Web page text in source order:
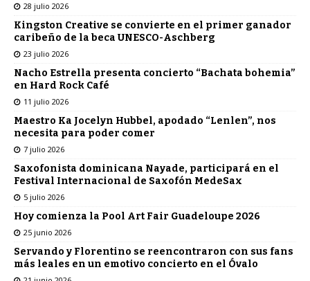
28 julio 2026
Kingston Creative se convierte en el primer ganador
caribeño de la beca UNESCO-Aschberg
23 julio 2026
Nacho Estrella presenta concierto “Bachata bohemia”
en Hard Rock Café
11 julio 2026
Maestro Ka Jocelyn Hubbel, apodado “Lenlen”, nos
necesita para poder comer
7 julio 2026
Saxofonista dominicana Nayade, participará en el
Festival Internacional de Saxofón MedeSax
5 julio 2026
Hoy comienza la Pool Art Fair Guadeloupe 2026
25 junio 2026
Servando y Florentino se reencontraron con sus fans
más leales en un emotivo concierto en el Óvalo